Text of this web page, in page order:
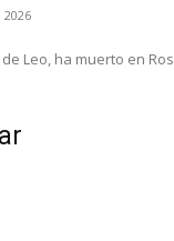
2026
Leo, ha muerto en